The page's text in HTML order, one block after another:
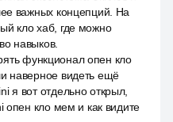
важных концепций. На
кло хаб, где можно
навыков.
функционал опен кло
наверное видеть ещё
я вот отдельно открыл,
опен кло мем и как видите